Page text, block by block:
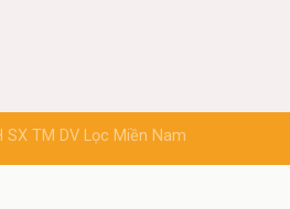
SX TM DV Lọc Miền Nam